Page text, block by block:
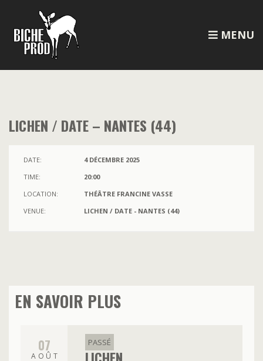
MENU
LICHEN / DATE – NANTES (44)
DATE:
4 DÉCEMBRE 2025
TIME:
20:00
LOCATION:
THÉÂTRE FRANCINE VASSE
VENUE:
LICHEN / DATE - NANTES (44)
EN SAVOIR PLUS
PASSÉ
07
AOÛT